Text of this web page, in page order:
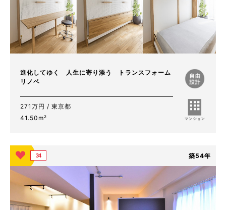
進化してゆく 人生に寄り添う トランスフォーム
リノベ
271万円 / 東京都
41.50m²
34 築54年